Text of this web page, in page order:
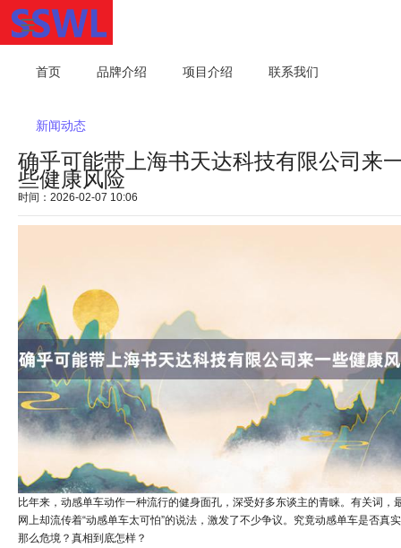
首页 品牌介绍 项目介绍 联系我们
新闻动态
确乎可能带上海书天达科技有限公司来
些健康风险
时间：2026-02-07 10:06
比年来，动感单车动作一种流行的健身面孔，深受好多东谈主的青睐。有关词，
网上却流传着“动感单车太可怕”的说法，激发了不少争议。究竟动感单车是否真
那么危境？真相到底怎样？